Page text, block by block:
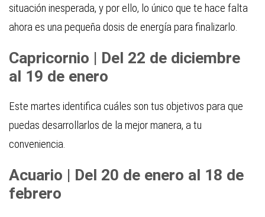
situación inesperada, y por ello, lo único que te hace falta
ahora es una pequeña dosis de energía para finalizarlo.
Capricornio | Del 22 de diciembre
al 19 de enero
Este martes identifica cuáles son tus objetivos para que
puedas desarrollarlos de la mejor manera, a tu
conveniencia.
Acuario | Del 20 de enero al 18 de
febrero